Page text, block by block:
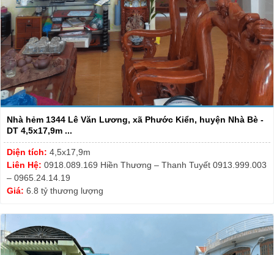
Nhà hẻm 1344 Lê Văn Lương, xã Phước Kiển, huyện Nhà Bè -
DT 4,5x17,9m ...
Diện tích: 4,5x17,9m
Liên Hệ: 0918.089.169 Hiền Thương – Thanh Tuyết 0913.999.003
– 0965.24.14.19
Giá: 6.8 tỷ thương lượng